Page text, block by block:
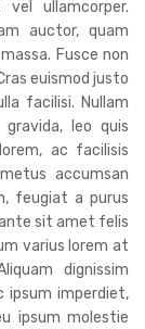
ullamcorper.
auctor, quam
Fusce non
euismod justo
facilisi. Nullam
leo quis
ac facilisis
accumsan
feugiat a purus
sit amet felis
varius lorem at
dignissim
ipsum imperdiet,
ipsum molestie